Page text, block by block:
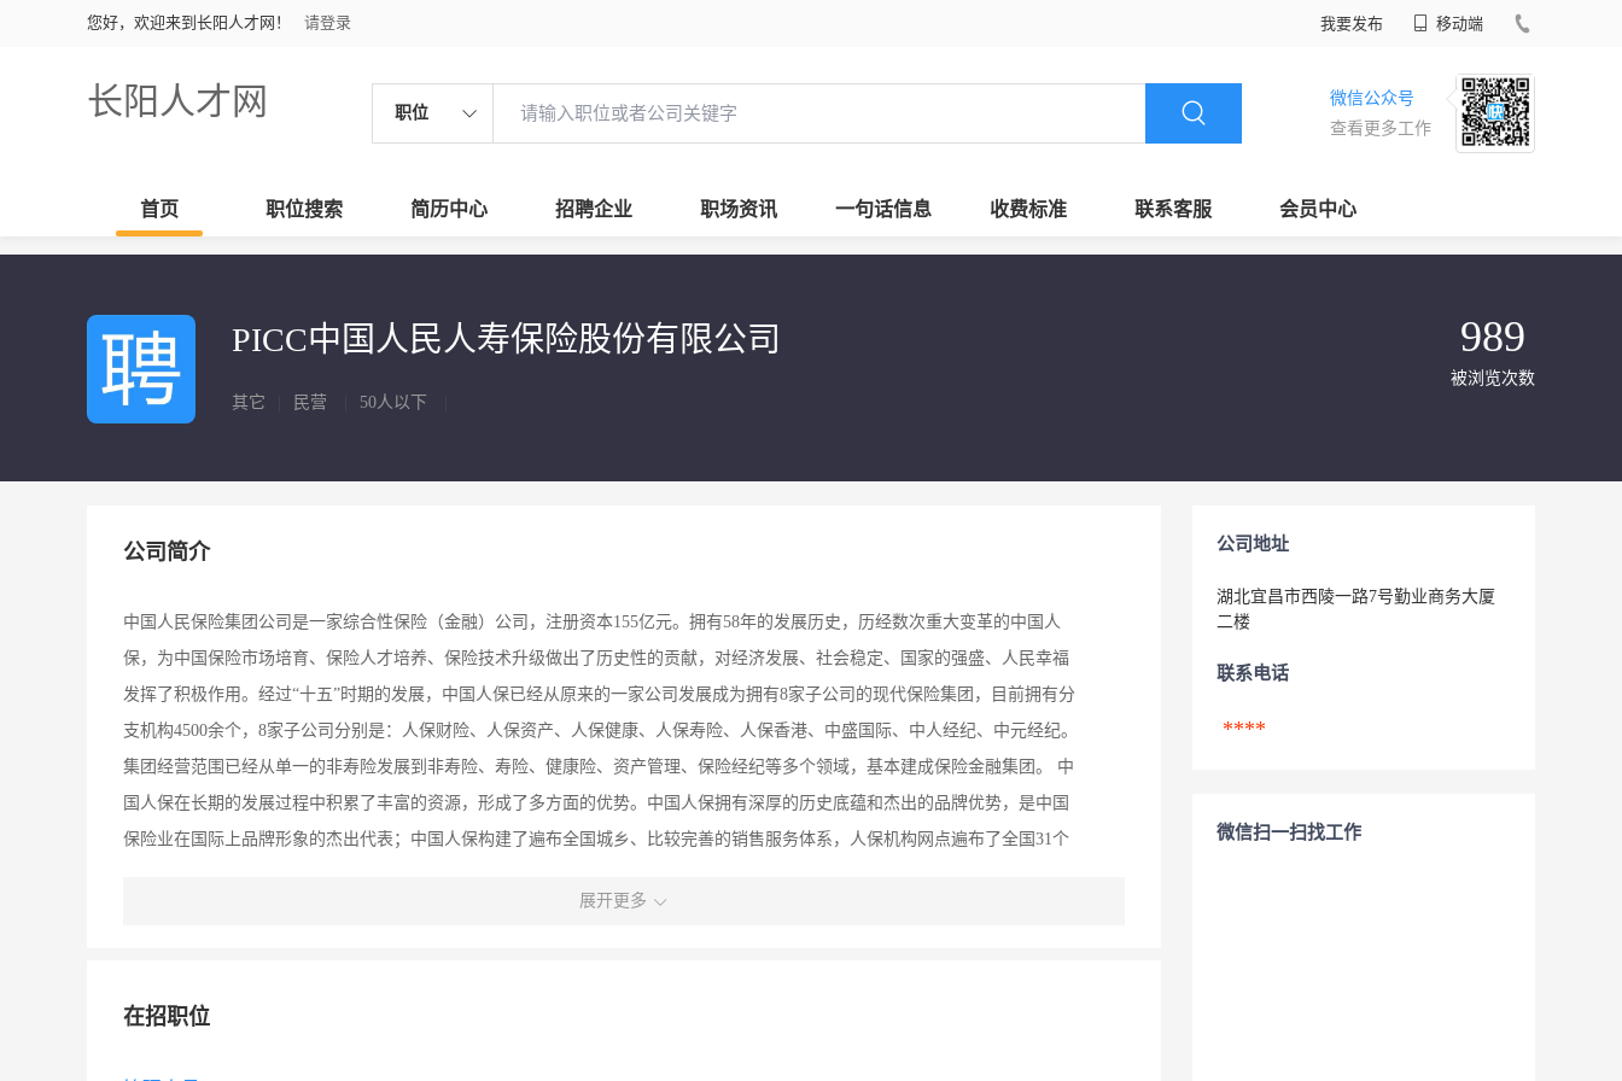
您好，欢迎来到长阳人才网！ 请登录 我要发布 移动端
长阳人才网 职位
微信公众号
查看更多工作
首页 职位搜索 简历中心 招聘企业 职场资讯 一句话信息 收费标准 联系客服 会员中心
PICC中国人民人寿保险股份有限公司
其它 民营 50人以下
989
被浏览次数
公司简介
中国人民保险集团公司是一家综合性保险（金融）公司，注册资本155亿元。拥有58年的发展历史，历经数次重大变革的中国人
保，为中国保险市场培育、保险人才培养、保险技术升级做出了历史性的贡献，对经济发展、社会稳定、国家的强盛、人民幸福
发挥了积极作用。经过“十五”时期的发展，中国人保已经从原来的一家公司发展成为拥有8家子公司的现代保险集团，目前拥有分
支机构4500余个，8家子公司分别是：人保财险、人保资产、人保健康、人保寿险、人保香港、中盛国际、中人经纪、中元经纪。
集团经营范围已经从单一的非寿险发展到非寿险、寿险、健康险、资产管理、保险经纪等多个领域，基本建成保险金融集团。 中
国人保在长期的发展过程中积累了丰富的资源，形成了多方面的优势。中国人保拥有深厚的历史底蕴和杰出的品牌优势，是中国
保险业在国际上品牌形象的杰出代表；中国人保构建了遍布全国城乡、比较完善的销售服务体系，人保机构网点遍布了全国31个
业忠诚并为之尽责的优秀专业骨干。全系统现有正式员工8万余人，人才结构合理，业务能力强，专业、高效的员工队伍，在核
真务实、规范严谨、令行禁止、艰苦奋斗、开拓创新”工作作风，努力塑造具有中国人保特色的和谐奋进的企业文化。这些优势为
展开更多
在招职位
公司地址
湖北宜昌市西陵一路7号勤业商务大厦
二楼
联系电话
****
微信扫一扫找工作